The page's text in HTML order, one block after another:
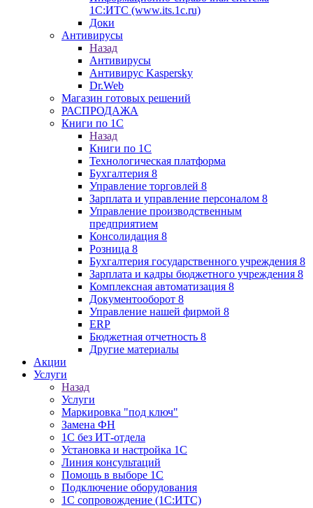
1С:ИТС (www.its.1c.ru)
Доки
Антивирусы
Назад
Антивирусы
Антивирус Kaspersky
Dr.Web
Магазин готовых решений
РАСПРОДАЖА
Книги по 1С
Назад
Книги по 1С
Технологическая платформа
Бухгалтерия 8
Управление торговлей 8
Зарплата и управление персоналом 8
Управление производственным
предприятием
Консолидация 8
Розница 8
Бухгалтерия государственного учреждения 8
Зарплата и кадры бюджетного учреждения 8
Комплексная автоматизация 8
Документооборот 8
Управление нашей фирмой 8
ERP
Бюджетная отчетность 8
Другие материалы
Акции
Услуги
Назад
Услуги
Маркировка "под ключ"
Замена ФН
1С без ИТ-отдела
Установка и настройка 1С
Линия консультаций
Помощь в выборе 1С
Подключение оборудования
1С сопровождение (1С:ИТС)